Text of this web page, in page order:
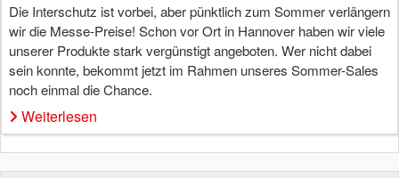
Die Interschutz ist vorbei, aber pünktlich zum Sommer verlängern
wir die Messe-Preise! Schon vor Ort in Hannover haben wir viele
unserer Produkte stark vergünstigt angeboten. Wer nicht dabei
sein konnte, bekommt jetzt im Rahmen unseres Sommer-Sales
noch einmal die Chance.
Weiterlesen